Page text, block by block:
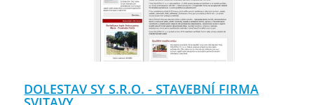
DOLESTAV SY S.R.O. - STAVEBNÍ FIRMA